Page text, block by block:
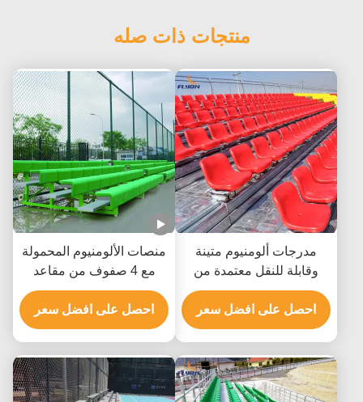
منتجات ذات صله
مدرجات ألومنيوم متينة
وقابلة للنقل معتمدة من
ISO9001 مع مقاعد
مخصصة
احصل على افضل سعر
منصات الألومنيوم المحمولة
مع 4 صفوف من مقاعد
الاستاد خفيفة الوزن
احصل على افضل سعر